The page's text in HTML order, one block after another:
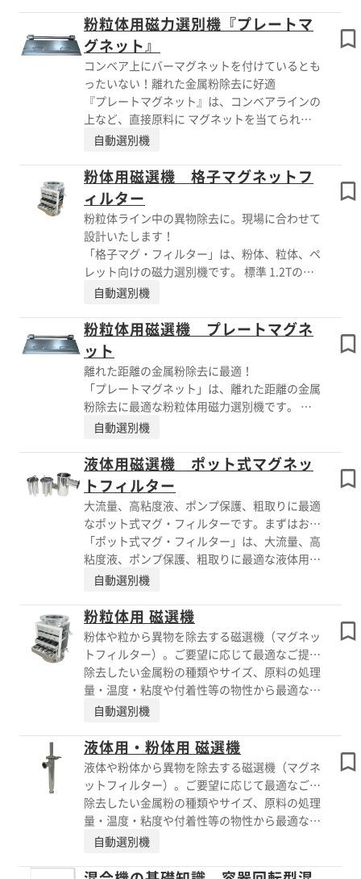
ら選定 ※詳しくはPDF資料をご覧いただくか、
お気軽にお問い合わせ下さい。
を防ぐパージノズル、しずく型マグネット、メ
タルタッチ対策に樹脂ガイド、蝶番、ハンドル
などご要望に合わせて様々なオプションをご提
案いたします。 仕様・設置スペースに合わせ
てオーダーメイドが可能で、ご予算に合わせて
設計いたします。 【特長】 ■粉粒体ライン中
の異物除去に好適 ■確実に異物除去 ■オプシ
ョン対応 ■現場に合わせた設計 ※詳しくは
PDF資料をご覧いただくか、お気軽にお問い合
わせ下さい。
粉粒体用磁力選別機『プレートマ
グネット』
コンベア上にバーマグネットを付けているとも
ったいない！離れた金属粉除去に好適
『プレートマグネット』は、コンベアラインの
上など、直接原料に マグネットを当てられな
い箇所等に適している粉粒体用磁力選別機で
すると、表面磁力は弱いのですが、 離れた箇
所まで磁場があります。 改善を目的とした 後
付けの検討は大歓迎です。現場に合わせて 設
計いたしますので、お気軽にお問い合わせくだ
さい。 【特長】 ■離れた金属粉除去に好適 ■
広範囲の磁場 ■制限のある場所へ設置 ■現場
に合わせた設計 ※詳しくはPDF資料をご覧いた
だくか、お気軽にお問い合わせ下さい。
自動選別機
粉体用磁選機 格子マグネットフ
ィルター
粉粒体ライン中の異物除去に。現場に合わせて
設計いたします！
「格子マグ・フィルター」は、粉体、粒体、ペ
レット向けの磁力選別機です。 標準 1.2Tの磁
力により、鉄系はもちろん、ステンレス系の金
ー式、消耗部品の少ない アウターパイプ式と 2
種類を ご用意しています。仕様・設置スペー
スに合わせてオーダーメイドや、ご予算に合わ
せて、全自動タイプ、半自動タイプ等様々なご
要望に対応することが可能です。 ※詳しくは
お問い合わせ、またはカタログをご覧くださ
い。
自動選別機
粉粒体用磁選機 プレートマグネ
ット
離れた距離の金属粉除去に最適！
「プレートマグネット」は、離れた距離の金属
粉除去に最適な粉粒体用磁力選別機です。 標
準 0.5Tと 、バーマグネット (1.2T)と比較する
で磁場があります。コンベアラインの上など、
直接原料にマグネットを当てられない箇所等に
適しています。 改善を目的とした 後付けの検
討は大歓迎です。 ※詳しくはお問い合わせ、
またはカタログをご覧ください。
自動選別機
液体用磁選機 ポット式マグネッ
トフィルター
大流量、高粘度液、ポンプ保護、粗取りに最適
なポット式マグ・フィルターです。まずはお気
軽にお問い合わせください！
「ポット式マグ・フィルター」は、大流量、高
粘度液、ポンプ保護、粗取りに最適な液体用磁
力選別機です。 クリアランスをとりながら
流量、粘性液に対応します。またポンプ吸込側
に取り付けても 低圧損でポンプを保護できま
す。 高効率マグ・フィルター、高磁力マグ・
フィルターの前段に配置し、粗取りにも効果的
です。アウターパイプ仕様やジャケット仕様等
オプション対応もしています。 ※詳しくはお
問い合わせ、またはカタログをご覧ください。
自動選別機
粉粒体用 磁選機
粉体や粒から異物を除去する磁選機（マグネッ
トフィルター）。ご要望に応じて最適なご提案
をいたします。※テスト用貸出機もあり
除去したい金属粉の種類やサイズ、原料の処理
量・温度・粘度や付着性等の物性から最適な選
定をいたします。 マグネットの長さは1mm単
ペースに合わせた設計・製作をいたします。
【粉粒体用 磁選機ラインナップ】 ■格子マ
グ・フィルター ■自動清掃型格子マグ・フィ
ルター ■ロータリーマグ・フィルター ■プレ
ート型マグ・フィルター ■タンブラー式マ
グ・フィルター ■移動型マグ・フィルター ※
詳しくはPDFをダウンロードいただくか、お気
軽にお問い合わせください。
自動選別機
液体用・粉体用 磁選機
液体や粉体から異物を除去する磁選機（マグネ
ットフィルター）。ご要望に応じて最適なご提
案をいたします。※テスト用貸出機もあり
除去したい金属粉の種類やサイズ、原料の処理
量・温度・粘度や付着性等の物性から最適な選
定をいたします。 マグネットの長さは1mm単
ペースに合わせた設計・製作をいたします。
自動選別機